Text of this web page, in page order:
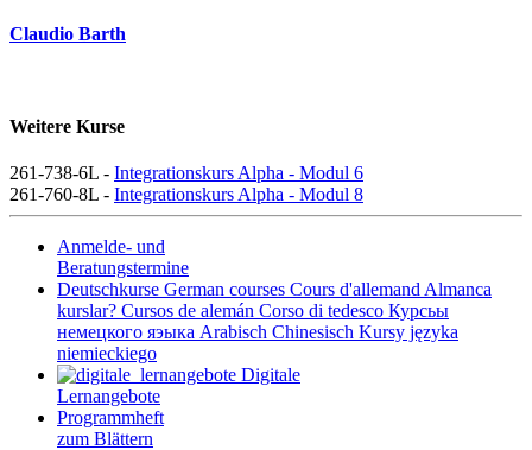
Claudio Barth
Weitere Kurse
261-738-6L - Integrationskurs Alpha - Modul 6
261-760-8L - Integrationskurs Alpha - Modul 8
Anmelde- und
Beratungstermine
Deutschkurse German courses Cours d'allemand Almanca
kurslar? Cursos de alemán Corso di tedesco Курсьы
немецкого яэыка Arabisch Chinesisch Kursy języka
niemieckiego
Digitale
Lernangebote
Programmheft
zum Blättern